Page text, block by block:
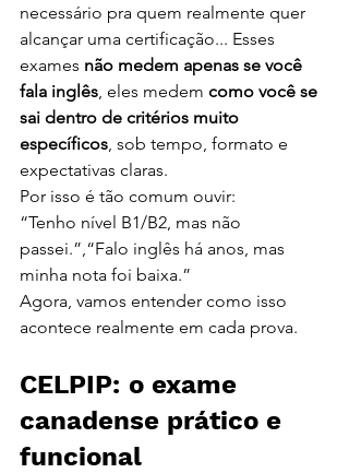
necessário pra quem realmente quer
alcançar uma certificação... Esses
exames não medem apenas se você
fala inglês , eles medem como você se
sai dentro de critérios muito
específicos , sob tempo, formato e
expectativas claras.
Por isso é tão comum ouvir:
“Tenho nível B1/B2, mas não
passei.”,“Falo inglês há anos, mas
minha nota foi baixa.”
Agora, vamos entender como isso
acontece realmente em cada prova.
CELPIP: o exame
canadense prático e
funcional